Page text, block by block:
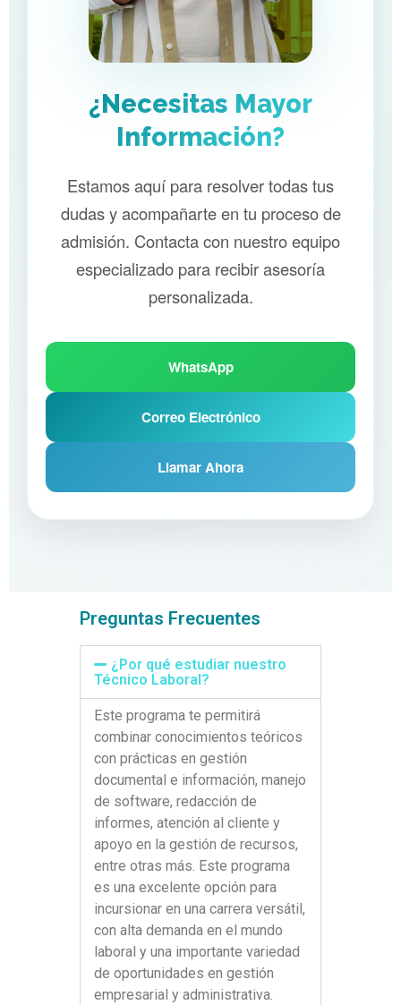
¿Necesitas Mayor
Información?
Estamos aquí para resolver todas tus
dudas y acompañarte en tu proceso de
admisión. Contacta con nuestro equipo
especializado para recibir asesoría
personalizada.
WhatsApp
Correo Electrónico
Llamar Ahora
Preguntas Frecuentes
¿Por qué estudiar nuestro
Técnico Laboral?
Este programa te permitirá
combinar conocimientos teóricos
con prácticas en gestión
documental e información, manejo
de software, redacción de
informes, atención al cliente y
apoyo en la gestión de recursos,
entre otras más. Este programa
es una excelente opción para
incursionar en una carrera versátil,
con alta demanda en el mundo
laboral y una importante variedad
de oportunidades en gestión
empresarial y administrativa.